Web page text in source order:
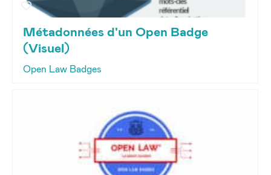
Métadonnées d'un Open Badge
(Visuel)
Open Law Badges